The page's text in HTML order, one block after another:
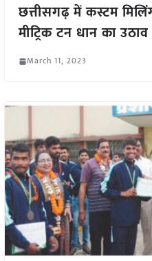
छत्तीसगढ़ में कस्टम
मीट्रिक टन धान का उठाव
March 11, 2023